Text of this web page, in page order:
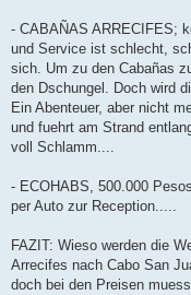
- CABAÑAS ARRECIFES;
und Service ist schlecht,
sich. Um zu den Cabañas
den Dschungel. Doch wird
Ein Abenteuer, aber nicht
und fuehrt am Strand
voll Schlamm....
- ECOHABS, 500.000
per Auto zur Reception.....
FAZIT: Wieso werden die
Arrecifes nach Cabo San
doch bei den Preisen